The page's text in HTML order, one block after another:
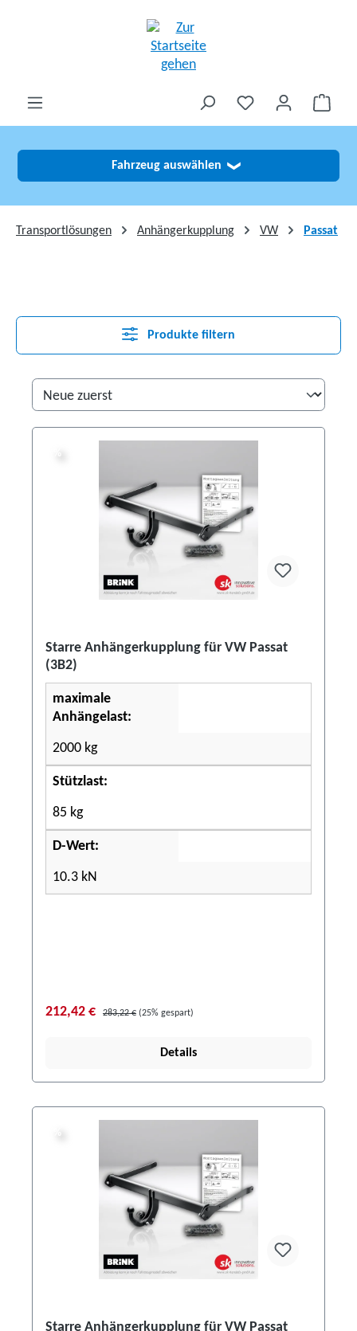
Fahrzeug auswählen ❯
Transportlösungen Anhängerkupplung VW Passat
Produkte filtern
Starre Anhängerkupplung für VW Passat
(3B2)
maximale
Anhängelast:
2000 kg
Stützlast:
85 kg
D-Wert:
10.3 kN
212,42 € 283,22 € (25% gespart)
Details
Starre Anhängerkupplung für VW Passat